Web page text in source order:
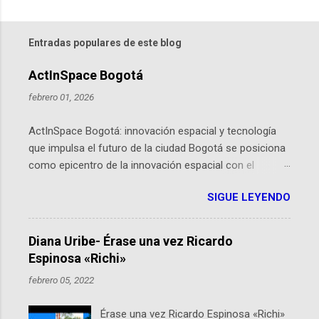
Entradas populares de este blog
ActInSpace Bogotá
febrero 01, 2026
ActInSpace Bogotá: innovación espacial y tecnología
que impulsa el futuro de la ciudad Bogotá se posiciona
como epicentro de la innovación espacial con el
hackathon global que convierte tecnologías de la
Agencia Espacial Europea en soluciones prácticas para
la vida cotidiana. Este evento, organizado por el
Planetario de Bogotá del Idartes y la Universidad de los
Andes, reúne a expertos como el presidente de Airbus
Colombia y líderes del sector aeroespacial para inspirar
SIGUE LEYENDO
Diana Uribe- Érase una vez Ricardo
Espinosa «Richi»
febrero 05, 2022
Érase una vez Ricardo Espinosa «Richi»